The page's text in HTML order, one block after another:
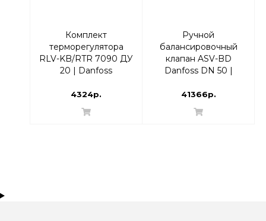
Комплект
терморегулятора
RLV-KB/RTR 7090 ДУ
20 | Danfoss
4324р.
Ручной
балансировочный
клапан ASV-BD
Danfoss DN 50 |
41366р.